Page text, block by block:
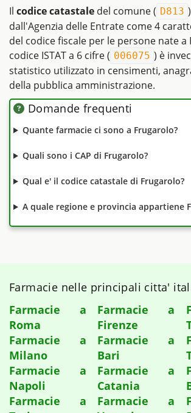
Il codice catastale del comune ( D813
dall'Agenzia delle Entrate come 4
del codice fiscale per le persone nate a
codice ISTAT a 6 cifre ( 006075 ) è
statistico utilizzato in censimenti,
della pubblica amministrazione.
Domande frequenti
Quante farmacie ci sono a Frugarolo?
Quali sono i CAP di Frugarolo?
Qual e' il codice catastale di Frugarolo?
A quale regione e provincia appartiene
Farmacie nelle principali citta'
Farmacie a
Roma
Farmacie a
Milano
Farmacie a
Napoli
Farmacie a
Farmacie a
Firenze
Farmacie a
Bari
Farmacie a
Catania
Farmacie a